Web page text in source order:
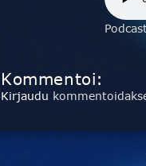
Kommentoi:
Kirjaudu